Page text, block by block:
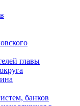
главы
банков